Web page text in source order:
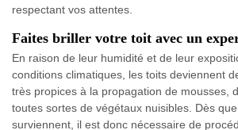
respectant vos attentes.
Faites briller votre toit avec un
En raison de leur humidité et de leur
conditions climatiques, les toits deviennent
très propices à la propagation de mousses,
toutes sortes de végétaux nuisibles. Dès
surviennent, il est donc nécessaire de